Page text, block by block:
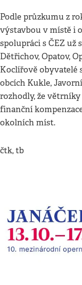
Podle průzkumu z
výstavbou v místě i
spolupráci s ČEZ už
Dětřichov, Opatov,
Koclířově obyvatelé
obcích Kukle,
rozhodly, že
finanční
okolních míst.
čtk, tb